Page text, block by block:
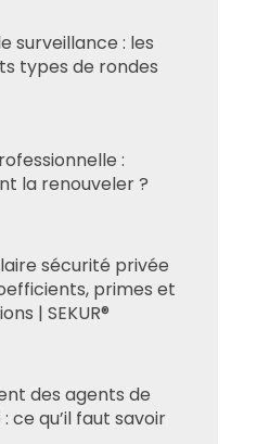
surveillance : les
types de rondes
:
la renouveler ?
sécurité privée
primes et
| SEKUR®
des agents de
ce qu’il faut savoir